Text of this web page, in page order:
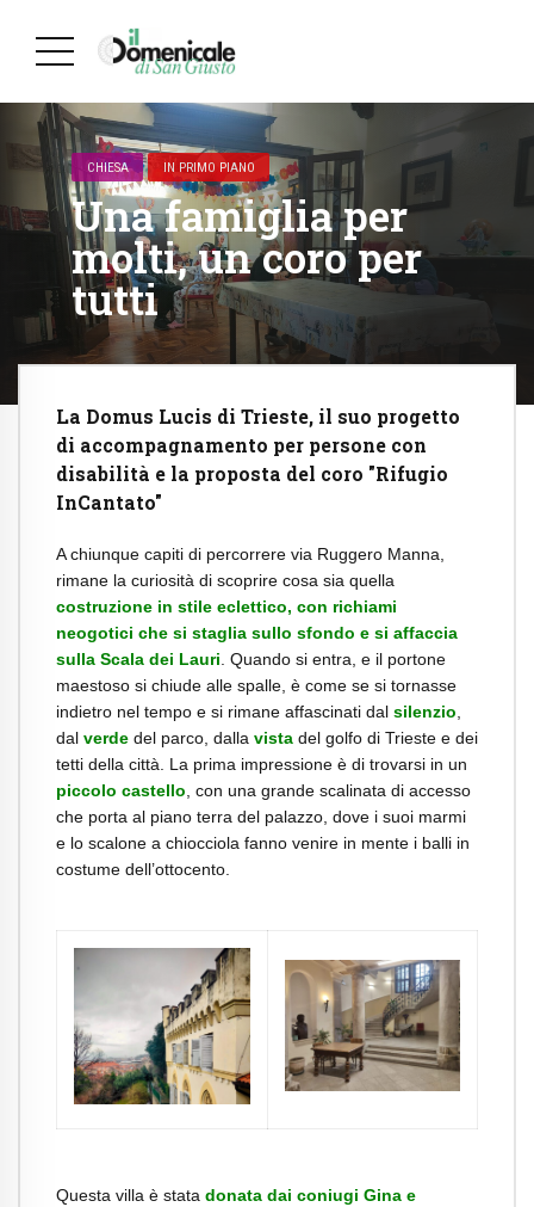
CHIESA IN PRIMO PIANO
Una famiglia per
molti, un coro per
tutti
La Domus Lucis di Trieste, il suo progetto
di accompagnamento per persone con
disabilità e la proposta del coro "Rifugio
InCantato"
A chiunque capiti di percorrere via Ruggero Manna,
rimane la curiosità di scoprire cosa sia quella
costruzione in stile eclettico, con richiami
neogotici che si staglia sullo sfondo e si affaccia
sulla Scala dei Lauri . Quando si entra, e il portone
maestoso si chiude alle spalle, è come se si tornasse
indietro nel tempo e si rimane affascinati dal silenzio
dal verde del parco, dalla vista del golfo di Trieste e dei
tetti della città. La prima impressione è di trovarsi in un
piccolo castello , con una grande scalinata di accesso
che porta al piano terra del palazzo, dove i suoi marmi
e lo scalone a chiocciola fanno venire in mente i balli in
costume dell’ottocento.
Questa villa è stata donata dai coniugi Gina e